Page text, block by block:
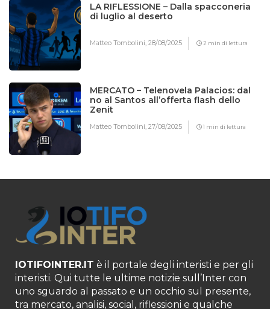
LA RIFLESSIONE – Dalla spacconeria
di luglio al deserto
Matteo Tombolini,28/08/2025 2 min di lettura
MERCATO – Telenovela Palacios: dal
no al Santos all’offerta flash dello
Zenit
Matteo Tombolini,27/08/2025 1 min di lettura
IOTIFOINTER.IT è il portale degli interisti e per gli
interisti. Qui tutte le ultime notizie sull’Inter con
uno sguardo al passato e un occhio sul presente,
tra mercato, analisi, social, riflessioni e qualche